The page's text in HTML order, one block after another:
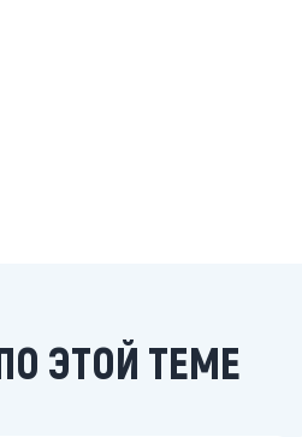
ЭТОЙ ТЕМЕ